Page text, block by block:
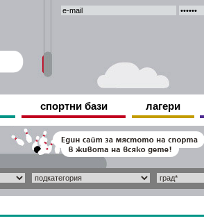
спортни бази лагери